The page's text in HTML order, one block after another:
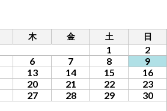
木 金 土 日
1
2
6 7 8
9
13 14 15
16
20 21 22
23
27 28 29
30